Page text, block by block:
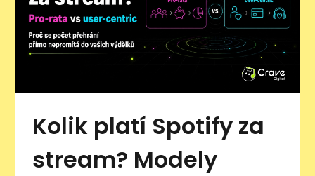
Kolik platí Spotify za
stream? Modely